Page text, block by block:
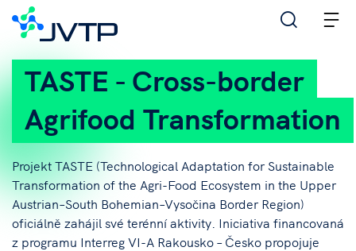
TASTE - Cross-border
Agrifood Transformation
Projekt TASTE (Technological Adaptation for Sustainable
Transformation of the Agri-Food Ecosystem in the Upper
Austrian–South Bohemian–Vysočina Border Region)
oficiálně zahájil své terénní aktivity. Iniciativa financovaná
z programu Interreg VI-A Rakousko – Česko propojuje